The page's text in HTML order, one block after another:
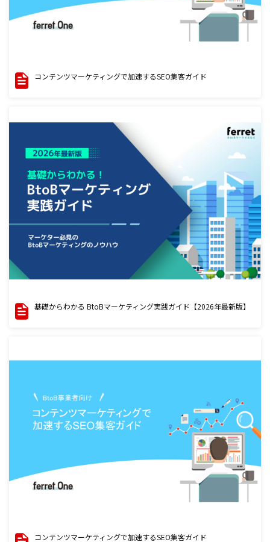
コンテンツマーケティングで加速するSEO集客ガイド
基礎からわかる BtoBマーケティング実践ガイド【2026年最新版】
コンテンツマーケティングで加速するSEO集客ガイド